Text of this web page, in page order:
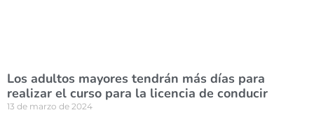
Los adultos mayores tendrán más días para
realizar el curso para la licencia de conducir
13 de marzo de 2024